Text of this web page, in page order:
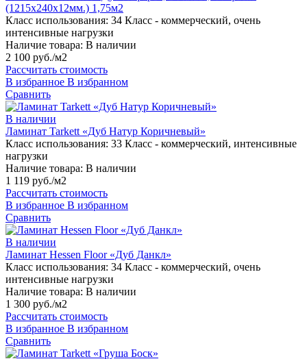
(1215х240х12мм.) 1,75м2
Класс использования: 34 Класс - коммерческий, очень
интенсивные нагрузки
Наличие товара: В наличии
2 100 руб./м2
Рассчитать стоимость
В избранное В избранном
Сравнить
В наличии
Ламинат Tarkett «Дуб Натур Коричневый»
Класс использования: 33 Класс - коммерческий, интенсивные
нагрузки
Наличие товара: В наличии
1 119 руб./м2
Рассчитать стоимость
В избранное В избранном
Сравнить
В наличии
Ламинат Hessen Floor «Дуб Данкл»
Класс использования: 34 Класс - коммерческий, очень
интенсивные нагрузки
Наличие товара: В наличии
1 300 руб./м2
Рассчитать стоимость
В избранное В избранном
Сравнить